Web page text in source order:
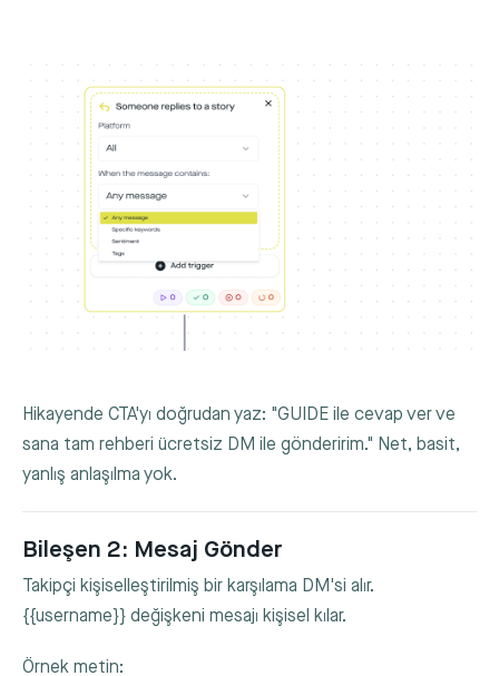
Hikayende CTA'yı doğrudan yaz: "GUIDE ile cevap ver ve
sana tam rehberi ücretsiz DM ile gönderirim." Net, basit,
yanlış anlaşılma yok.
Bileşen 2: Mesaj Gönder
Takipçi kişiselleştirilmiş bir karşılama DM'si alır.
{{username}} değişkeni mesajı kişisel kılar.
Örnek metin: